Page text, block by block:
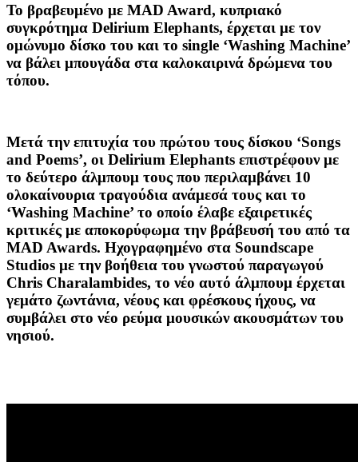
Το βραβευμένο με MAD Award, κυπριακό
συγκρότημα Delirium Elephants, έρχεται με τον
ομώνυμο δίσκο του και το single ‘Washing Machine’
να βάλει μπουγάδα στα καλοκαιρινά δρώμενα του
τόπου.
Μετά την επιτυχία του πρώτου τους δίσκου ‘Songs
and Poems’, οι Delirium Elephants επιστρέφουν με
το δεύτερο άλμπουμ τους που περιλαμβάνει 10
ολοκαίνουρια τραγούδια ανάμεσά τους και το
‘Washing Machine’ το οποίο έλαβε εξαιρετικές
κριτικές με αποκορύφωμα την βράβευσή του από τα
MAD Awards. Ηχογραφημένο στα Soundscape
Studios με την βοήθεια του γνωστού παραγωγού
Chris Charalambides, το νέο αυτό άλμπουμ έρχεται
γεμάτο ζωντάνια, νέους και φρέσκους ήχους, να
συμβάλει στο νέο ρεύμα μουσικών ακουσμάτων του
νησιού.